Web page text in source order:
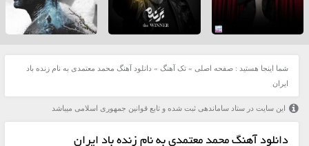
شما اینجا هستید : صفحه اصلی » تک آهنگ » دانلود آهنگ محمد معتمدی به نام زنده باد
ایران
این سایت در ستاد ساماندهی ثبت شده و تابع قوانین جمهوری اسلامی میباشد
دانلود آهنگ محمد معتمدی به نام زنده باد ایران